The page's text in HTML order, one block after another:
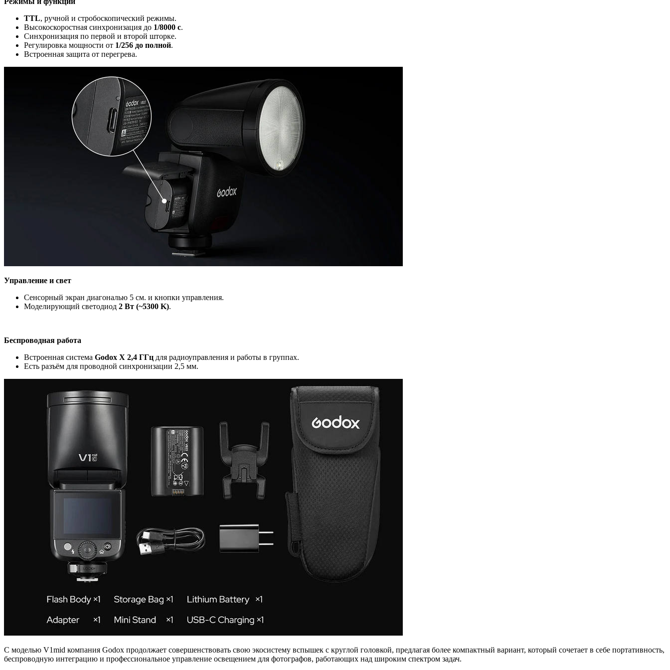
TTL, ручной и стробоскопический режимы.
Высокоскоростная синхронизация до 1/8000 с.
Синхронизация по первой и второй шторке.
Регулировка мощности от 1/256 до полной.
Встроенная защита от перегрева.
Управление и свет
Сенсорный экран диагональю 5 см. и кнопки управления.
Моделирующий светодиод 2 Вт (~5300 K).
Беспроводная работа
Встроенная система Godox X 2,4 ГГц для радиоуправления и работы в группах.
Есть разъём для проводной синхронизации 2,5 мм.
С моделью V1mid компания Godox продолжает совершенствовать свою экосистему вспышек с круглой головкой, предлагая более компактный вариант, который сочетает в себе портативность,
беспроводную интеграцию и профессиональное управление освещением для фотографов, работающих над широким спектром задач.